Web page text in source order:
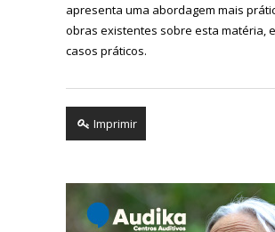
apresenta uma abordagem mais
obras existentes sobre esta matéria,
casos práticos.
Imprimir